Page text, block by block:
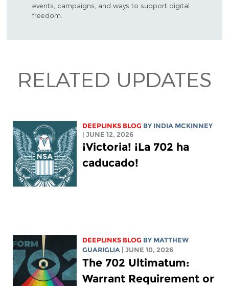
events, campaigns, and ways to support digital
freedom.
RELATED UPDATES
DEEPLINKS BLOG BY INDIA MCKINNEY
| JUNE 12, 2026
¡Victoria! ¡La 702 ha
caducado!
DEEPLINKS BLOG BY MATTHEW
GUARIGLIA
| JUNE 10, 2026
The 702 Ultimatum:
Warrant Requirement or